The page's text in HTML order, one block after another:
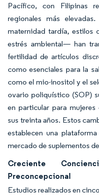
Pacífico, con Filipinas
regionales más
maternidad tardía, estilos
estrés ambiental— han
fertilidad de artículos
como esenciales para la
como el mio-inositol y el
ovario poliquístico (SOP)
en particular para
sus treinta años. Estos
establecen una
mercado de suplementos
Creciente
Preconcepcional
Estudios realizados en